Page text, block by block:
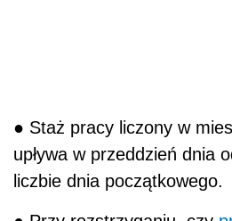
● Staż pracy liczony w
upływa w przeddzień dnia
liczbie dnia początkowego.